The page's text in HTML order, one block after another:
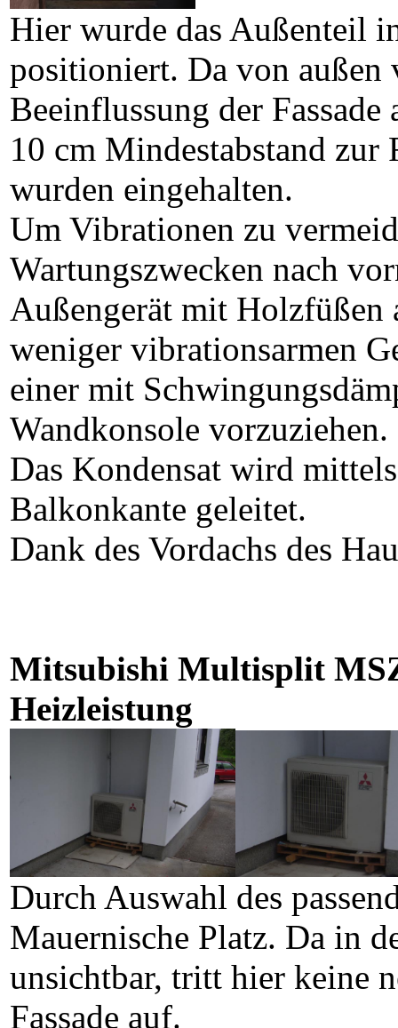
Hier wurde das Außenteil
positioniert. Da von
Beeinflussung der Fassade
10 cm Mindestabstand
wurden eingehalten.
Um Vibrationen zu
Wartungszwecken nach
Außengerät mit Holzfüßen
weniger vibrationsarmen
einer mit
Wandkonsole vorzuziehen.
Das Kondensat wird
Balkonkante geleitet.
Dank des Vordachs des
Mitsubishi Multisplit
Heizleistung
Durch Auswahl des
Mauernische Platz. Da in
unsichtbar, tritt hier keine
Fassade auf.